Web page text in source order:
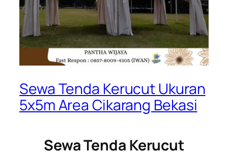
Sewa Tenda Kerucut Ukuran
5x5m Area Cikarang Bekasi
Sewa Tenda Kerucut